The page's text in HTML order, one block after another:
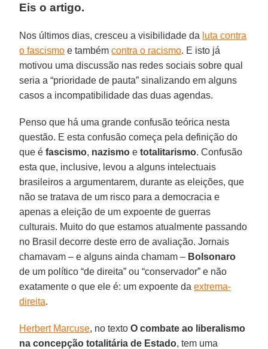
Eis o artigo.
Nos últimos dias, cresceu a visibilidade da luta contra
o fascismo e tambémcontra o racismo. E isto já
motivou uma discussão nas redes sociais sobre qual
seria a “prioridade de pauta” sinalizando em alguns
casos a incompatibilidade das duas agendas.
Penso que há uma grande confusão teórica nesta
questão. E esta confusão começa pela definição do
que éfascismo, nazismo etotalitarismo. Confusão
esta que, inclusive, levou a alguns intelectuais
brasileiros a argumentarem, durante as eleições, que
não se tratava de um risco para a democracia e
apenas a eleição de um expoente de guerras
culturais. Muito do que estamos atualmente passando
no Brasil decorre deste erro de avaliação. Jornais
chamavam – e alguns ainda chamam – Bolsonaro
de um político “de direita” ou “conservador” e não
exatamente o que ele é: um expoente daextrema-
direita.
Herbert Marcuse, no textoO combate ao liberalismo
na concepção totalitária de Estado, tem uma